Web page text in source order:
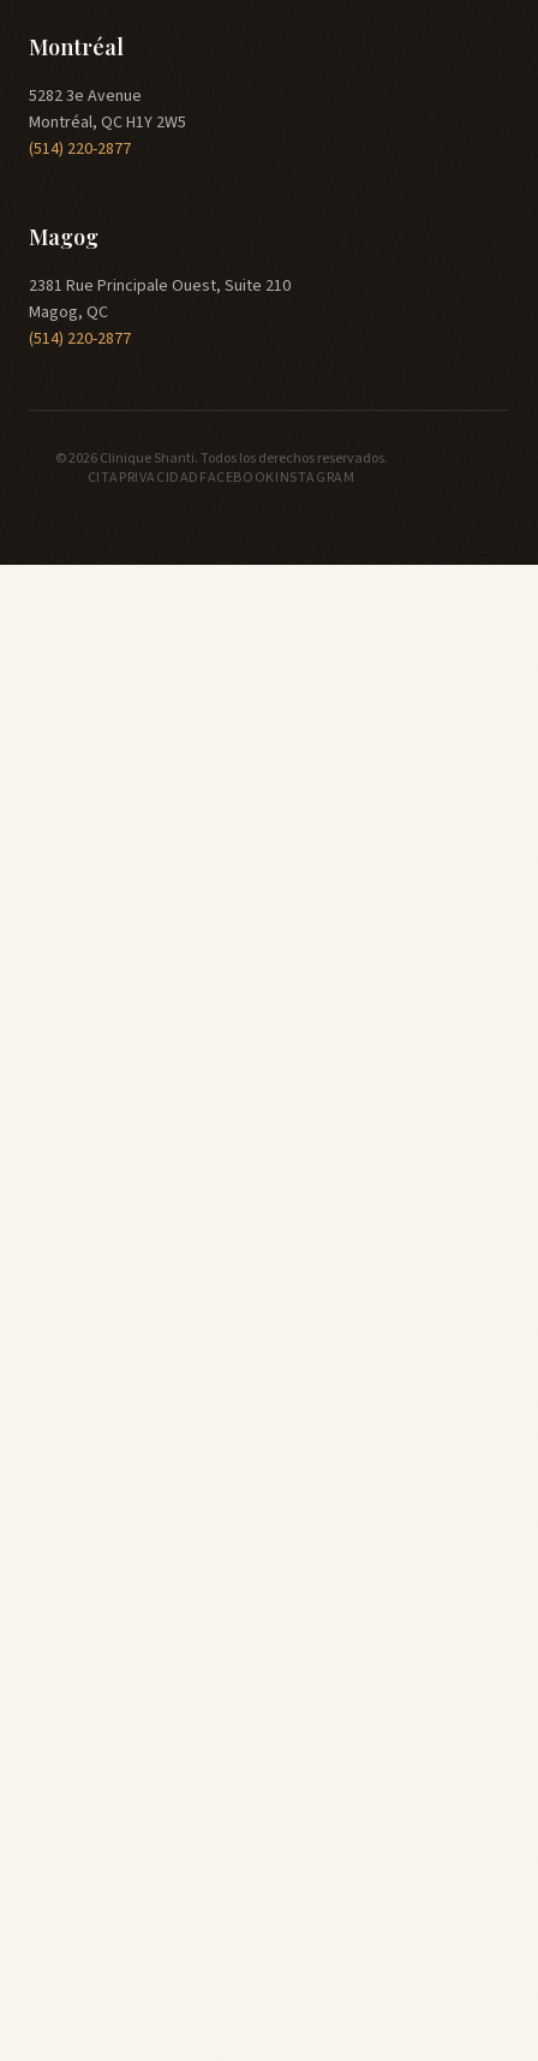
Montréal
5282 3e Avenue
Montréal, QC H1Y 2W5
(514) 220-2877
Magog
2381 Rue Principale Ouest, Suite 210
Magog, QC
(514) 220-2877
©2026Clinique Shanti.Todos los derechos reservados.
CITAPRIVACIDADFACEBOOKINSTAGRAM